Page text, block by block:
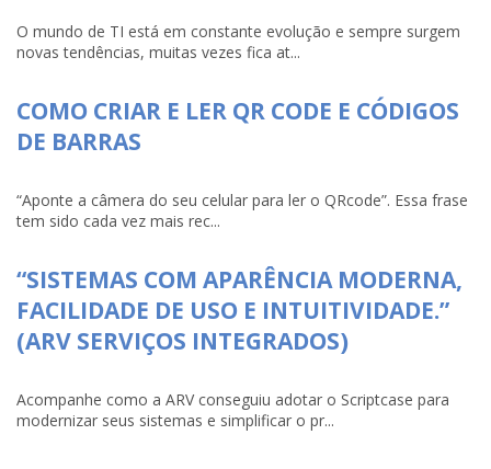
O mundo de TI está em constante evolução e sempre surgem
novas tendências, muitas vezes fica at...
COMO CRIAR E LER QR CODE E CÓDIGOS
DE BARRAS
“Aponte a câmera do seu celular para ler o QRcode”. Essa frase
tem sido cada vez mais rec...
“SISTEMAS COM APARÊNCIA MODERNA,
FACILIDADE DE USO E INTUITIVIDADE.”
(ARV SERVIÇOS INTEGRADOS)
Acompanhe como a ARV conseguiu adotar o Scriptcase para
modernizar seus sistemas e simplificar o pr...